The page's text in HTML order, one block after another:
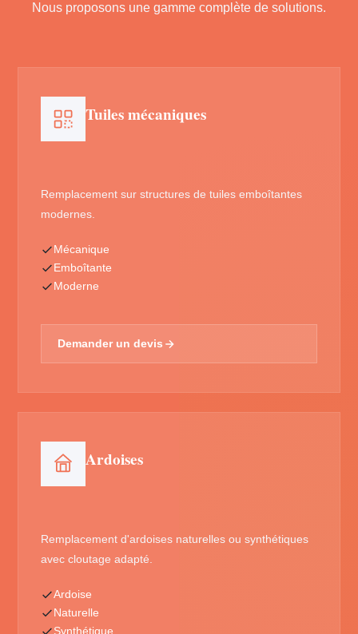
Nous proposons une gamme complète de solutions.
Tuiles mécaniques
Remplacement sur structures de tuiles emboîtantes
modernes.
Mécanique
Emboîtante
Moderne
Demander un devis
Ardoises
Remplacement d'ardoises naturelles ou synthétiques
avec cloutage adapté.
Ardoise
Naturelle
Synthétique